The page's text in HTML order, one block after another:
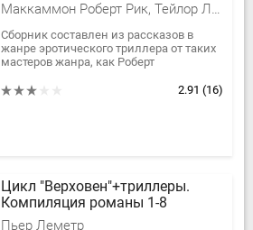
Маккаммон Роберт Рик, Тейлор Люси, Бранднер Гарри, Нэнси А. Коллинз, Гелб Джефф, Гейтс Р Патрик, Скотто Сюзан, Ньюмен Шейрен
Сборник составлен из рассказов в
жанре эротического триллера от таких
мастеров жанра, как Роберт
Бранднер и др.
2.91 (16)
Цикл "Верховен"+триллеры.
Компиляция романы 1-8
Пьер Леметр